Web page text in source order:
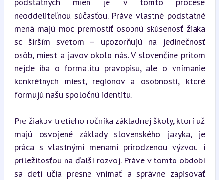
neoddeliteľnou súčasťou. Práve vlastné podstatné
mená majú moc premostiť osobnú skúsenosť žiaka
so širším svetom – upozorňujú na jedinečnosť
osôb, miest a javov okolo nás. V slovenčine pritom
nejde iba o formalitu pravopisu, ale o vnímanie
konkrétnych miest, regiónov a osobností, ktoré
formujú našu spoločnú identitu.
Pre žiakov tretieho ročníka základnej školy, ktorí už
majú osvojené základy slovenského jazyka, je
práca s vlastnými menami prirodzenou výzvou i
príležitosťou na ďalší rozvoj. Práve v tomto období
sa deti učia presne vnímať a správne zapisovať